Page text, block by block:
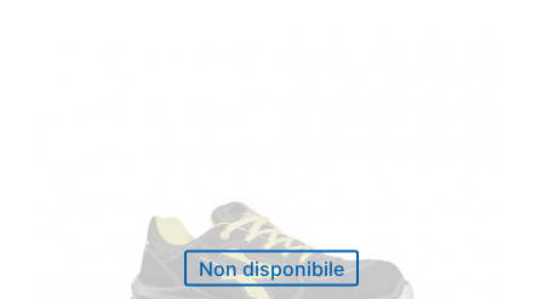
Non disponibile